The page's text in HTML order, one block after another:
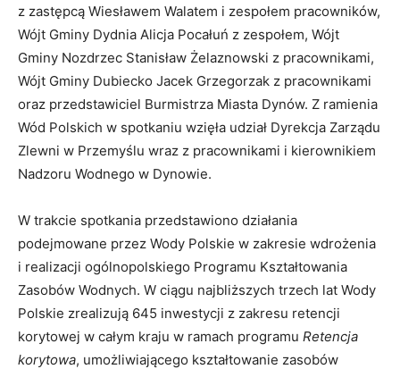
z zastępcą Wiesławem Walatem i zespołem pracowników,
Wójt Gminy Dydnia Alicja Pocałuń z zespołem, Wójt
Gminy Nozdrzec Stanisław Żelaznowski z pracownikami,
Wójt Gminy Dubiecko Jacek Grzegorzak z pracownikami
oraz przedstawiciel Burmistrza Miasta Dynów. Z ramienia
Wód Polskich w spotkaniu wzięła udział Dyrekcja Zarządu
Zlewni w Przemyślu wraz z pracownikami i kierownikiem
Nadzoru Wodnego w Dynowie.
W trakcie spotkania przedstawiono działania
podejmowane przez Wody Polskie w zakresie wdrożenia
i realizacji ogólnopolskiego Programu Kształtowania
Zasobów Wodnych. W ciągu najbliższych trzech lat Wody
Polskie zrealizują 645 inwestycji z zakresu retencji
korytowej w całym kraju w ramach programu Retencja
korytowa, umożliwiającego kształtowanie zasobów